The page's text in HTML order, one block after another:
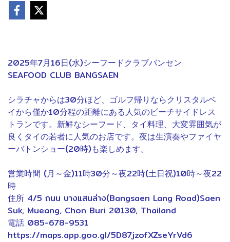
2025年7月16日(水)シーフードクラブバンセン
SEAFOOD CLUB BANGSAEN
シラチャからは30分ほど、ゴルフ帰りならクリスタルベ
イから僅か10分程の距離にある人気のビーチサイドレス
トランです。新鮮なシーフード、タイ料理、大変雰囲気が
良くタイの若者に人気のお店です。夜は生演奏やファイヤ
ーバトンショー(20時)も楽しめます。
営業時間 (月～金)11時30分～夜22時(土日祝)10時～夜22
時
住所 4/5 ถนน บางแสนล่าง(Bangsaen Lang Road)Saen
Suk, Mueang, Chon Buri 20130, Thailand
電話 085-678-9531
https://maps.app.goo.gl/5D87jzofXZseYrVd6